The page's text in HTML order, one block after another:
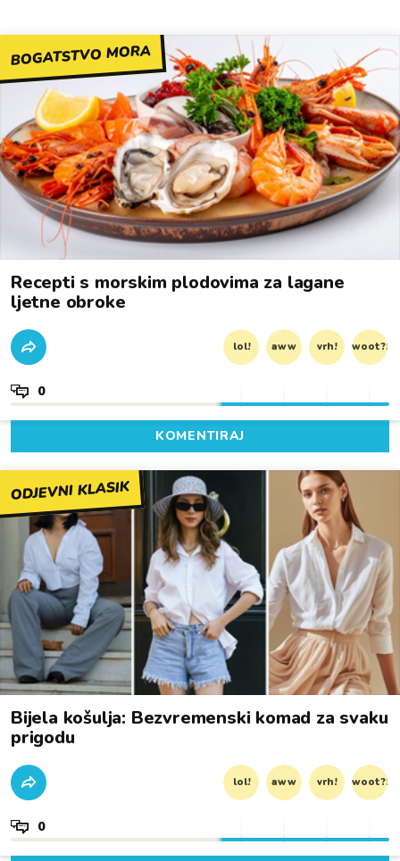
BOGATSTVO MORA
Recepti s morskim plodovima za lagane
ljetne obroke
lol! aww vrh! woot?!
0
KOMENTIRAJ
ODJEVNI KLASIK
Bijela košulja: Bezvremenski komad za svaku
prigodu
lol! aww vrh! woot?!
0